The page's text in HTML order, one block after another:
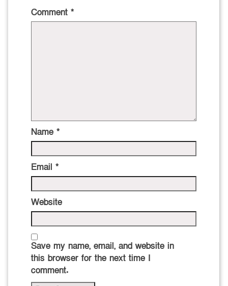
Comment *
Name *
Email *
Website
Save my name, email, and website in
this browser for the next time I
comment.